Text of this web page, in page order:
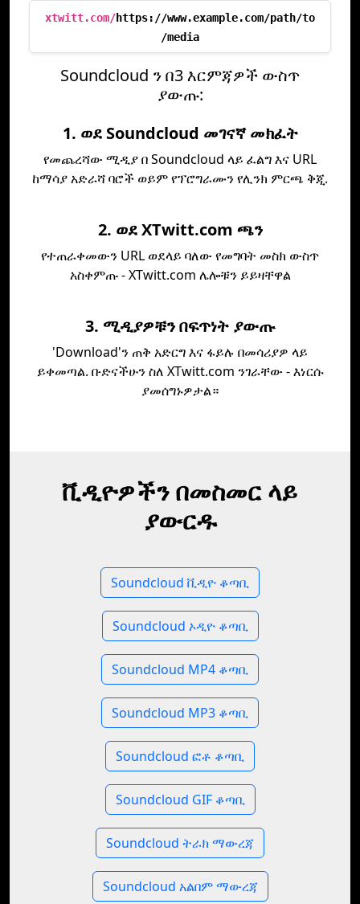
xtwitt.com/https://www.example.com/path/to
/media
Soundcloud ን በ3 እርምጃዎች ውስጥ
ያውጡ:
1. ወደ Soundcloud መገናኛ መክፈት
የመጨረሻው ሚዲያ በ Soundcloud ላይ ፈልግ እና URL
ከማሳያ አድራሻ ባሮች ወይም የፕሮግራሙን የሊንክ ምርጫ ቅጂ.
2. ወደ XTwitt.com ጫን
የተጠራቀመውን URL ወደላይ ባለው የመግባት መስክ ውስጥ
አስቀምጡ - XTwitt.com ሌሎቹን ይይዛቸዋል
3. ሚዲያዎቹን በፍጥነት ያውጡ
'Download'ን ጠቅ አድርግ እና ፋይሉ በመሳሪያዎ ላይ
ይቀመጣል. ቡድናችሁን ስለ XTwitt.com ንገራቸው - እነርሱ
ያመሰግኑዎታል።
ቪዲዮዎችን በመስመር ላይ
ያውርዱ
Soundcloud ቪዲዮ ቆጣቢ
Soundcloud ኦዲዮ ቆጣቢ
Soundcloud MP4 ቆጣቢ
Soundcloud MP3 ቆጣቢ
Soundcloud ፎቶ ቆጣቢ
Soundcloud GIF ቆጣቢ
Soundcloud ትራክ ማውረጃ
Soundcloud አልበም ማውረጃ